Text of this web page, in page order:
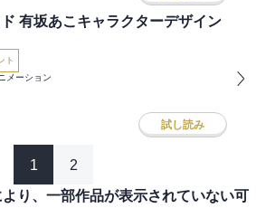
有坂あこキャラクターデザイン
ト
メーション
試し読み
1 2
り、一部作品が表示されていない可